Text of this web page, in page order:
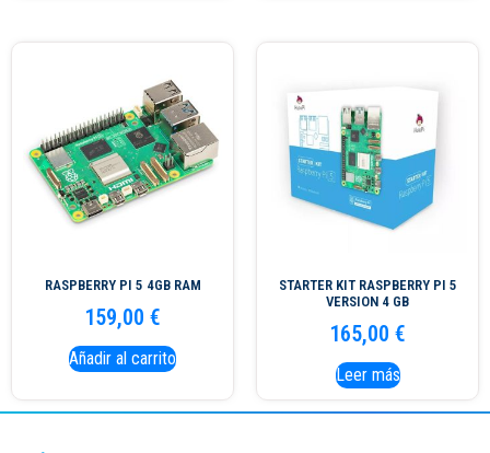
RASPBERRY PI 5 4GB RAM
159,00 €
Añadir al carrito
STARTER KIT RASPBERRY PI 5
VERSION 4 GB
165,00 €
Leer más